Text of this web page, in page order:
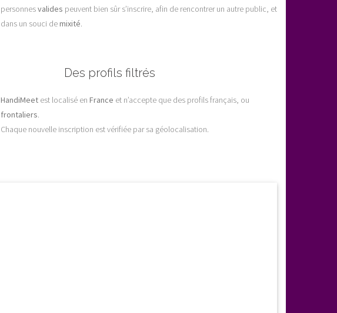
personnesvalides peuvent bien sûr s’inscrire, afin de rencontrer un autre public, et
dans un souci demixité.
Des profils filtrés
HandiMeet est localisé en France et n’accepte que des profils français, ou
frontaliers.
Chaque nouvelle inscription est vérifiée par sa géolocalisation.